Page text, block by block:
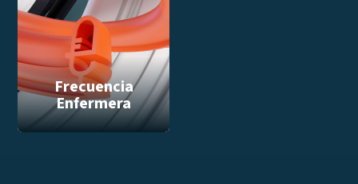
Frecuencia
Enfermera